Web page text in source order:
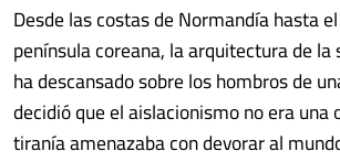
Desde las costas de Normandía hasta
península coreana, la arquitectura de la
ha descansado sobre los hombros de
decidió que el aislacionismo no era una
tiranía amenazaba con devorar al